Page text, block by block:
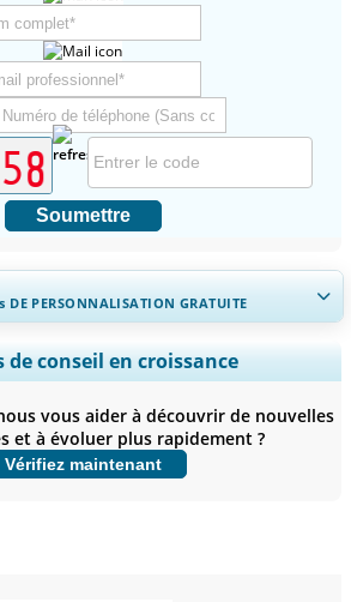
Soumettre
DE PERSONNALISATION GRATUITE
e por país, Análise de segmentos,
competitivo, e insights sobre o
maintenant
de conseil en croissance
vous aider à découvrir de nouvelles
et à évoluer plus rapidement ?
Vérifiez maintenant